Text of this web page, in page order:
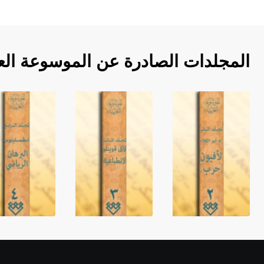
المجلدات الصادرة عن الموسوعة